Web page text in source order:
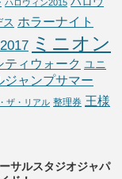
ハロウィン2015
ス ホラーナイト
ミニオン
ィウォーク ユニ
ジャンプサマー
ザ・リアル 整理券 王様
サルスタジオジャパ